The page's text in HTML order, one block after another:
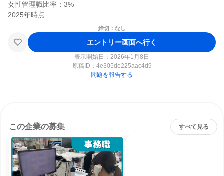
女性管理職比率：3%
締切：なし
エントリー画面へ行く
表示開始日：2026年1月8日
原稿ID： 4e305de225aac4d9
問題を報告する
この企業の募集 すべて見る